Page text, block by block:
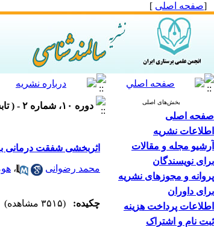
[صفحه اصلی ]
بخش‌های اصلی
صفحه اصلی
اطلاعات نشریه
آرشیو مجله و مقالات
برای نویسندگان
پروانه و مجوزهای نشریه
برای داوران
اطلاعات پرداخت هزینه
ثبت نام و اشتراک
دوره ۱۰، شماره ۲ - ( تابستان ۱۴۰۴ )
اثربخشی شفقت ‌درمانی
محمد رضوانی ،
چکیده: (۳۵۱۵ مشاهده)